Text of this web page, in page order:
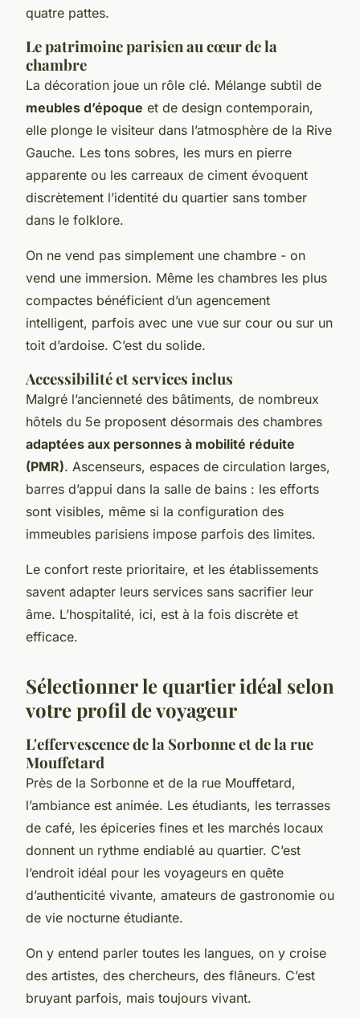
quatre pattes.
Le patrimoine parisien au cœur de la
chambre
La décoration joue un rôle clé. Mélange subtil de
meubles d’époque et de design contemporain,
elle plonge le visiteur dans l’atmosphère de la Rive
Gauche. Les tons sobres, les murs en pierre
apparente ou les carreaux de ciment évoquent
discrètement l’identité du quartier sans tomber
dans le folklore.
On ne vend pas simplement une chambre - on
vend une immersion. Même les chambres les plus
compactes bénéficient d’un agencement
intelligent, parfois avec une vue sur cour ou sur un
toit d’ardoise. C’est du solide.
Accessibilité et services inclus
Malgré l’ancienneté des bâtiments, de nombreux
hôtels du 5e proposent désormais des chambres
adaptées aux personnes à mobilité réduite
(PMR). Ascenseurs, espaces de circulation larges,
barres d’appui dans la salle de bains : les efforts
sont visibles, même si la configuration des
immeubles parisiens impose parfois des limites.
Le confort reste prioritaire, et les établissements
savent adapter leurs services sans sacrifier leur
âme. L’hospitalité, ici, est à la fois discrète et
efficace.
Sélectionner le quartier idéal selon
votre profil de voyageur
L'effervescence de la Sorbonne et de la rue
Mouffetard
Près de la Sorbonne et de la rue Mouffetard,
l’ambiance est animée. Les étudiants, les terrasses
de café, les épiceries fines et les marchés locaux
donnent un rythme endiablé au quartier. C’est
l’endroit idéal pour les voyageurs en quête
d’authenticité vivante, amateurs de gastronomie ou
de vie nocturne étudiante.
On y entend parler toutes les langues, on y croise
des artistes, des chercheurs, des flâneurs. C’est
bruyant parfois, mais toujours vivant.